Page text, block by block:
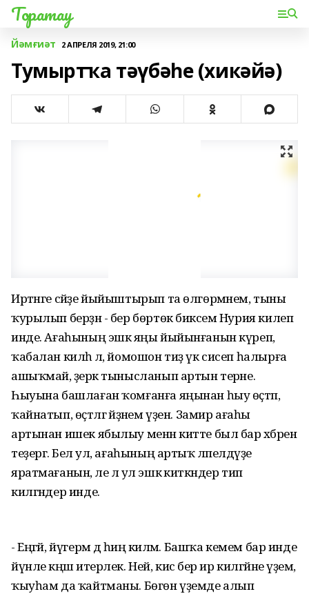
Торатау
Йәмғиәт 2 АПРЕЛЯ 2019, 21:00
Тумыртҡа тәүбәһе (хикәйә)
Иртәнге сәйҙе йыйыштырып та өлгөрмәнем, тыны
ҡурылып берҙән - бер бөртөк бикәсем Нурия килеп
инде. Ағаһының эшкә яңы йыйынғанын күреп,
ҡабалан килһә лә, йомошон тиҙ үк сисеп һалырға
ашыҡмай, әҙерәк тынысланып артын терәне.
Һыуына башлаған ҡомғанға яңынан һыу өҫтәп,
ҡайнатып, өҫтәлгә әйҙәнем үҙен. Замир ағаһы
артынан ишек ябылыу менән китте был бар хәбәрен
теҙергә. Белә ул, ағаһының артыҡ ләпелдәүҙе
яратмағанын, әле лә ул эшкә киткәндер тип
килгәндер инде.
- Еңгәй, йүгерәм дә һиңә киләм. Башҡа кемем бар инде
йүнле кәңәш итерлек. Ней, кисә бер ир килгәйне үҙемә,
ҡыуһам да ҡайтманы. Бөгөн үҙемде алып